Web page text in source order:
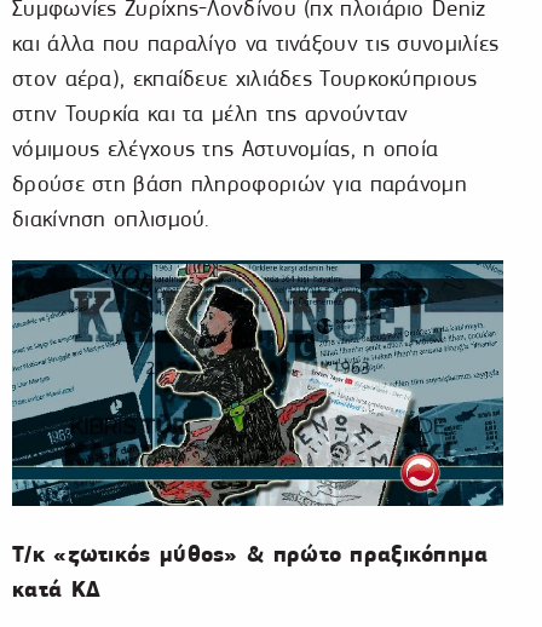
Συμφωνίες Ζυρίχης-Λονδίνου (πχ πλοιάριο Deniz
και άλλα που παραλίγο να τινάξουν τις συνομιλίες
στον αέρα), εκπαίδευε χιλιάδες Τουρκοκύπριους
στην Τουρκία και τα μέλη της αρνούνταν
νόμιμους ελέγχους της Αστυνομίας, η οποία
δρούσε στη βάση πληροφοριών για παράνομη
διακίνηση οπλισμού.
Τ/κ «ζωτικός μύθος» & πρώτο πραξικόπημα
κατά ΚΔ